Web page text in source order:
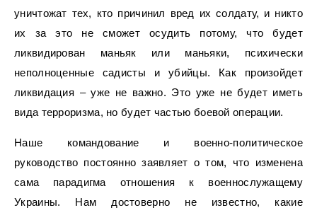
уничтожат тех, кто причинил вред их солдату, и никто
их за это не сможет осудить потому, что будет
ликвидирован маньяк или маньяки, психически
неполноценные садисты и убийцы. Как произойдет
ликвидация – уже не важно. Это уже не будет иметь
вида терроризма, но будет частью боевой операции.
Наше командование и военно-политическое
руководство постоянно заявляет о том, что изменена
сама парадигма отношения к военнослужащему
Украины. Нам достоверно не известно, какие